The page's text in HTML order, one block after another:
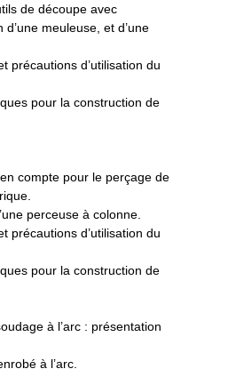
de découpe avec
meuleuse, et d’une
précautions d’utilisation du
pour la construction de
compte pour le perçage de
perceuse à colonne.
précautions d’utilisation du
pour la construction de
à l’arc : présentation
à l’arc.